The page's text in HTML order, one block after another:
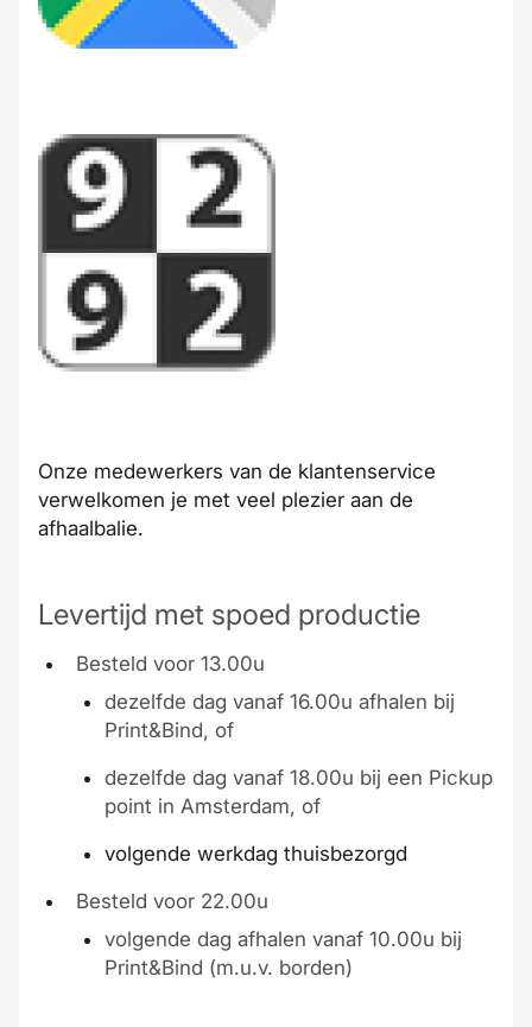
Onze medewerkers van de klantenservice
verwelkomen je met veel plezier aan de
afhaalbalie.
Levertijd met spoed productie
Besteld voor 13.00u
dezelfde dag vanaf 16.00u afhalen bij
Print&Bind, of
dezelfde dag vanaf 18.00u bij een Pickup
point in Amsterdam, of
volgende werkdag thuisbezorgd
Besteld voor 22.00u
volgende dag afhalen vanaf 10.00u bij
Print&Bind (m.u.v. borden)